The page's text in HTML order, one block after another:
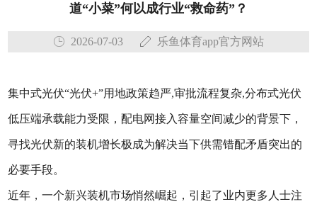
道“小菜”何以成行业“救命药”？
2026-07-03 乐鱼体育app官方网站
集中式光伏“光伏+”用地政策趋严,审批流程复杂,分布式光伏
低压端承载能力受限，配电网接入容量空间减少的背景下，
寻找光伏新的装机增长极成为解决当下供需错配矛盾突出的
必要手段。
近年，一个新兴装机市场悄然崛起，引起了业内更多人士注